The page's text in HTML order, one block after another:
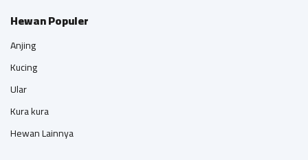
Hewan Populer
Anjing
Kucing
Ular
Kura kura
Hewan Lainnya